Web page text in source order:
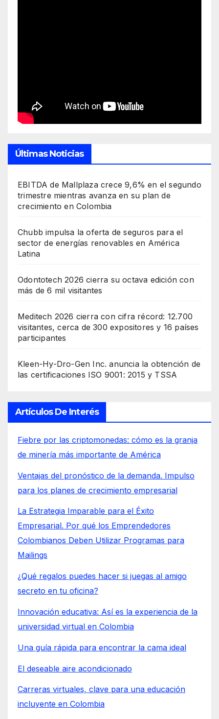
Últimas Noticias
EBITDA de Mallplaza crece 9,6% en el segundo
trimestre mientras avanza en su plan de
crecimiento en Colombia
Chubb impulsa la oferta de seguros para el
sector de energías renovables en América
Latina
Odontotech 2026 cierra su octava edición con
más de 6 mil visitantes
Meditech 2026 cierra con cifra récord: 12.700
visitantes, cerca de 300 expositores y 16 países
participantes
Kleen-Hy-Dro-Gen Inc. anuncia la obtención de
las certificaciones ISO 9001: 2015 y TSSA
Artículos De Interés
Fiebre por las criptomonedas: cómo es la granja
de minería más importante de América
Ventajas del pronóstico de la demanda. Impulso
para los planes de crecimiento empresarial
La Estrategia Imparable para el Éxito
Empresarial. Por qué los Emprendedores
Colombianos Deben Utilizar Programas para
Mailings
¿Qué regalos puedes hacer si juegas al amigo
secreto en tu oficina?
Innovación educativa: Así es la experiencia de la
universidad virtual en Colombia
Una guía rápida para encontrar la cama ideal
El deseable aire acondicionado
Carreras virtuales, clave para una educación
incluyente en Colombia